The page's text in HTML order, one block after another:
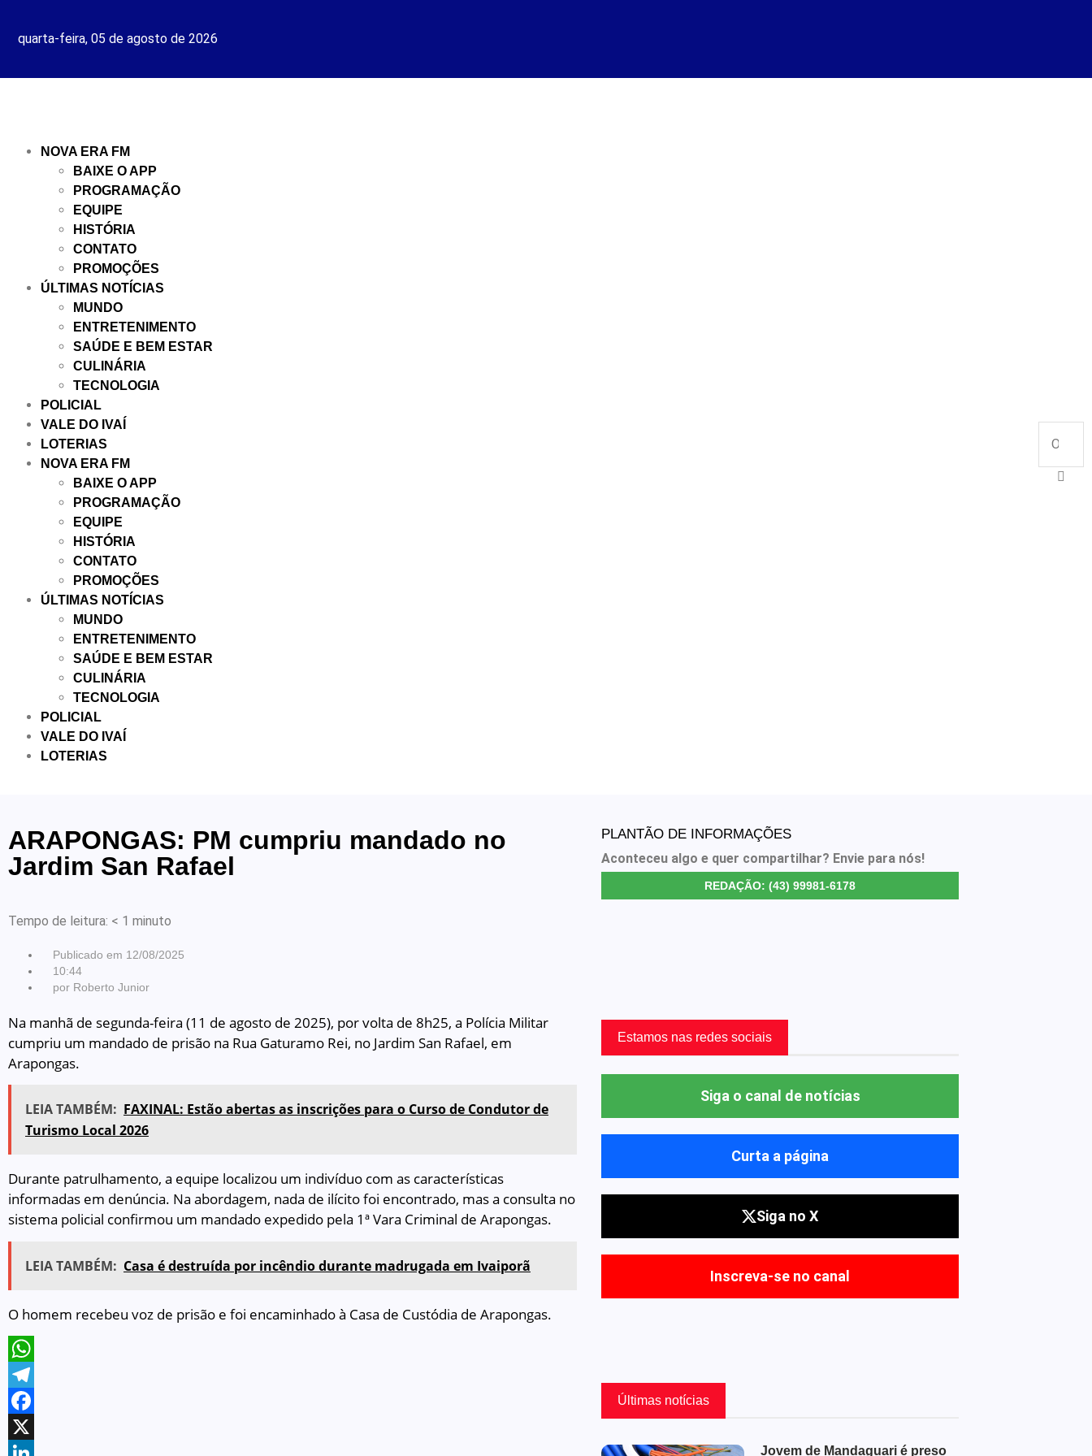
quarta-feira, 05 de agosto de 2026
NOVA ERA FM
BAIXE O APP
PROGRAMAÇÃO
EQUIPE
HISTÓRIA
CONTATO
PROMOÇÕES
ÚLTIMAS NOTÍCIAS
MUNDO
ENTRETENIMENTO
SAÚDE E BEM ESTAR
CULINÁRIA
TECNOLOGIA
POLICIAL
VALE DO IVAÍ
LOTERIAS
NOVA ERA FM
BAIXE O APP
PROGRAMAÇÃO
EQUIPE
HISTÓRIA
CONTATO
PROMOÇÕES
ÚLTIMAS NOTÍCIAS
MUNDO
ENTRETENIMENTO
SAÚDE E BEM ESTAR
CULINÁRIA
TECNOLOGIA
POLICIAL
VALE DO IVAÍ
LOTERIAS
ARAPONGAS: PM cumpriu mandado no
Jardim San Rafael
Tempo de leitura: < 1 minuto
Publicado em 12/08/2025
10:44
por Roberto Junior
Na manhã de segunda-feira (11 de agosto de 2025), por volta de 8h25, a Polícia Militar
cumpriu um mandado de prisão na Rua Gaturamo Rei, no Jardim San Rafael, em
Arapongas.
LEIA TAMBÉM: FAXINAL: Estão abertas as inscrições para o Curso de Condutor de
Turismo Local 2026
Durante patrulhamento, a equipe localizou um indivíduo com as características
informadas em denúncia. Na abordagem, nada de ilícito foi encontrado, mas a consulta no
sistema policial confirmou um mandado expedido pela 1ª Vara Criminal de Arapongas.
LEIA TAMBÉM: Casa é destruída por incêndio durante madrugada em Ivaiporã
O homem recebeu voz de prisão e foi encaminhado à Casa de Custódia de Arapongas.
WhatsApp
Telegram
Facebook
PLANTÃO DE INFORMAÇÕES
Aconteceu algo e quer compartilhar? Envie para nós!
REDAÇÃO: (43) 99981-6178
Estamos nas redes sociais
Siga o canal de notícias
Curta a página
Siga no X
Inscreva-se no canal
Últimas notícias
Jovem de Mandaguari é preso